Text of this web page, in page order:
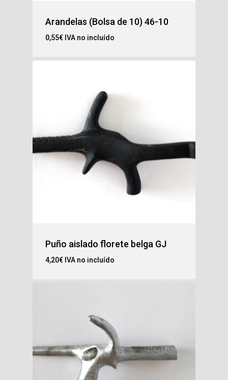
Arandelas (Bolsa de 10) 46-10
0,55€ IVA no incluído
Puño aislado florete belga GJ
4,20€ IVA no incluído